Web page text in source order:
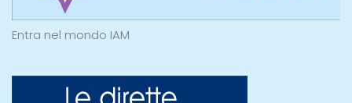
Entra nel mondo IAM